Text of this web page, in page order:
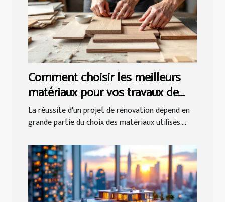
Comment choisir les meilleurs
matériaux pour vos travaux de
rénovation ?
La réussite d'un projet de rénovation dépend en
grande partie du choix des matériaux utilisés....